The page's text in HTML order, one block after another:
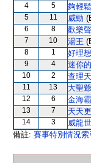
4 5 夠輕鬆
5 11 威勁
6 8 歡樂聲
7 10 湯王
8 1 好理想
9 4 迷你
10 2 查理
11 13 大聖爺
12 6 金海霸
13 7 天天
14 3 威龍
備註: 賽事特別情況索